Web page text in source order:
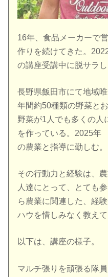
16年、食品メーカーで
作りを続けてきた。
の講座受講中に脱サラ
長野県飯田市にて地域
年間約50種類の野菜と
野菜が1人でも多くの人
を作っている。2025年
の農業と指導に勤しむ。
その行動力と経験は、
人達にとって、とても
ら農業に関連した、経
ハウを惜しみなく教えて
以下は、講座の様子。
マルチ張りを頑張る隊員